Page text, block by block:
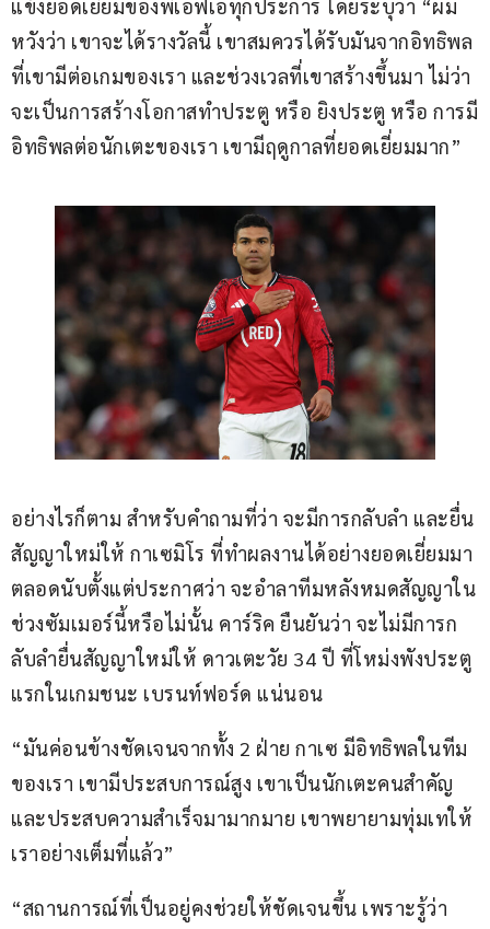
แข้งยอดเยี่ยมของพีเอฟเอทุกประการ โดยระบุว่า “ผม
หวังว่า เขาจะได้รางวัลนี้ เขาสมควรได้รับมันจากอิทธิพล
ที่เขามีต่อเกมของเรา และช่วงเวลที่เขาสร้างขึ้นมา ไม่ว่า
จะเป็นการสร้างโอกาสทำประตู หรือ ยิงประตู หรือ การมี
อิทธิพลต่อนักเตะของเรา เขามีฤดูกาลที่ยอดเยี่ยมมาก”
อย่างไรก็ตาม สำหรับคำถามที่ว่า จะมีการกลับลำ และยื่น
สัญญาใหม่ให้ กาเซมิโร ที่ทำผลงานได้อย่างยอดเยี่ยมมา
ตลอดนับตั้งแต่ประกาศว่า จะอำลาทีมหลังหมดสัญญาใน
ช่วงซัมเมอร์นี้หรือไม่นั้น คาร์ริค ยืนยันว่า จะไม่มีการก
ลับลำยื่นสัญญาใหม่ให้ ดาวเตะวัย 34 ปี ที่โหม่งพังประตู
แรกในเกมชนะ เบรนท์ฟอร์ด แน่นอน
“มันค่อนข้างชัดเจนจากทั้ง 2 ฝ่าย กาเซ มีอิทธิพลในทีม
ของเรา เขามีประสบการณ์สูง เขาเป็นนักเตะคนสำคัญ
และประสบความสำเร็จมามากมาย เขาพยายามทุ่มเทให้
เราอย่างเต็มที่แล้ว”
“สถานการณ์ที่เป็นอยู่คงช่วยให้ชัดเจนขึ้น เพราะรู้ว่า